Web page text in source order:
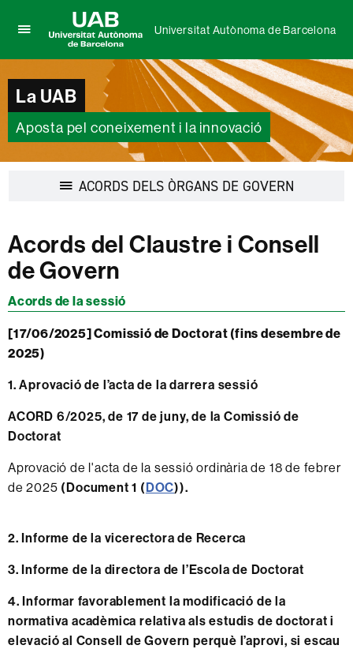
per
desplegar
el
menú
de
Universitat
Barcelona
Autònoma
de
Universitat Autònoma de Barcelona
La UAB
Aposta pel coneixement i la innovació
ACORDS DELS ÒRGANS DE GOVERNDesplegar
Acords del Claustre i Consell
de Govern
Acords de la sessió
[17/06/2025] Comissió de Doctorat (fins desembre de
2025)
1. Aprovació de l’acta de la darrera sessió
ACORD 6/2025, de 17 de juny, de la Comissió de
Doctorat
Aprovació de l'acta de la sessió ordinària de 18 de febrer
de 2025 (Document 1 (DOC)).
2. Informe de la vicerectora de Recerca
3. Informe de la directora de l’Escola de Doctorat
4. Informar favorablement la modificació de la
normativa acadèmica relativa als estudis de doctorat i
elevació al Consell de Govern perquè l’aprovi, si escau